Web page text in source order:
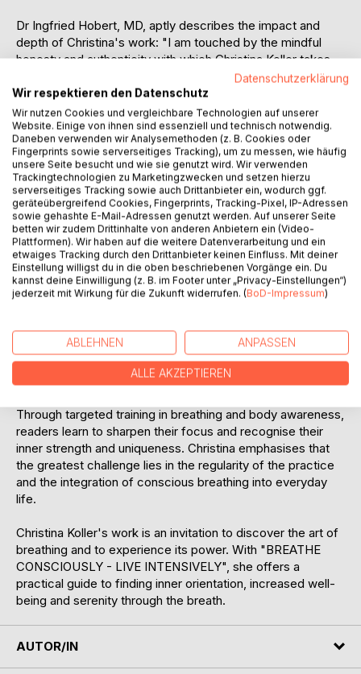
Dr Ingfried Hobert, MD, aptly describes the impact and
depth of Christina's work: "I am touched by the mindful
honesty and authenticity with which Christina Koller takes
us on a journey to ourselves through the "art of breathing".
In a gentle way, she reveals the secrets of the refreshing
and enchanting power of conscious and observant
breathing and how we can use it together with special
exercises to find deep self-awareness and calm,
especially in stressful times. With the VAGUS FLOW®
exercises she has developed, she shows us how we can
strengthen our emotional resilience and thus our mental and
physical health, reduce stress and find self-knowledge and
self-love through a mindful connection of heart and mind."
Christina's aim is to promote the health and well-being of
her readers through practical approaches and interventions
that are suitable for everyday use. VAGUS FLOW® is a
It has a profound effect: it influences the autonomic
nervous system directly via the breath, promotes
resilience, supports positive thought patterns and helps to
overcome negative thoughts more quickly.
Through targeted training in breathing and body awareness,
readers learn to sharpen their focus and recognise their
inner strength and uniqueness. Christina emphasises that
the greatest challenge lies in the regularity of the practice
and the integration of conscious breathing into everyday
life.
Christina Koller's work is an invitation to discover the art of
breathing and to experience its power. With "BREATHE
CONSCIOUSLY - LIVE INTENSIVELY", she offers a
practical guide to finding inner orientation, increased well-
being and serenity through the breath.
AUTOR/IN
Datenschutzerklärung
Wir respektieren den Datenschutz
Wir nutzen Cookies und vergleichbare Technologien auf unserer
Website. Einige von ihnen sind essenziell und technisch notwendig.
Daneben verwenden wir Analysemethoden (z. B. Cookies oder
Fingerprints sowie serverseitiges Tracking), um zu messen, wie häufig
unsere Seite besucht und wie sie genutzt wird. Wir verwenden
Trackingtechnologien zu Marketingzwecken und setzen hierzu
serverseitiges Tracking sowie auch Drittanbieter ein, wodurch ggf.
geräteübergreifend Cookies, Fingerprints, Tracking-Pixel, IP-Adressen
sowie gehashte E-Mail-Adressen genutzt werden. Auf unserer Seite
betten wir zudem Drittinhalte von anderen Anbietern ein (Video-
Plattformen). Wir haben auf die weitere Datenverarbeitung und ein
etwaiges Tracking durch den Drittanbieter keinen Einfluss. Mit deiner
Einstellung willigst du in die oben beschriebenen Vorgänge ein. Du
kannst deine Einwilligung (z. B. im Footer unter „Privacy-Einstellungen“)
jederzeit mit Wirkung für die Zukunft widerrufen. (BoD-Impressum)
ABLEHNEN ANPASSEN
ALLE AKZEPTIEREN